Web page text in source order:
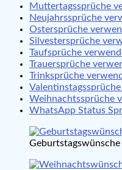
Muttertagssprüche
Neujahrssprüche
Ostersprüche
Silvestersprüche
Taufsprüche
Trauersprüche
Trinksprüche
Weihnachtssprüche
WhatsApp Status
Geburtstagswünsche